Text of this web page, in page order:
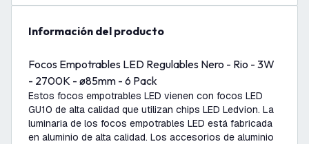
información del producto
Focos Empotrables LED Regulables Nero - Rio - 3W
- 2700K - ø85mm - 6 Pack
Estos focos empotrables LED vienen con focos LED
GU10 de alta calidad que utilizan chips LED Ledvion. La
luminaria de los focos empotrables LED está fabricada
en aluminio de alta calidad. Los accesorios de aluminio